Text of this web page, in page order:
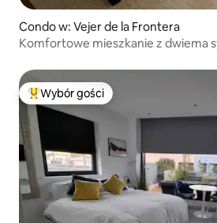
Condo w: Vejer de la Frontera
Komfortowe mieszkanie z dwiema
Najpopularniejsze z kategorii Wybór
Wybór gości